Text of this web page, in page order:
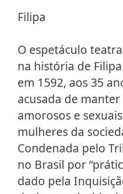
Filipa
O espetáculo
na história de
em 1592, aos 35
acusada de
amorosos e
mulheres da
Condenada pelo
no Brasil por
dado pela